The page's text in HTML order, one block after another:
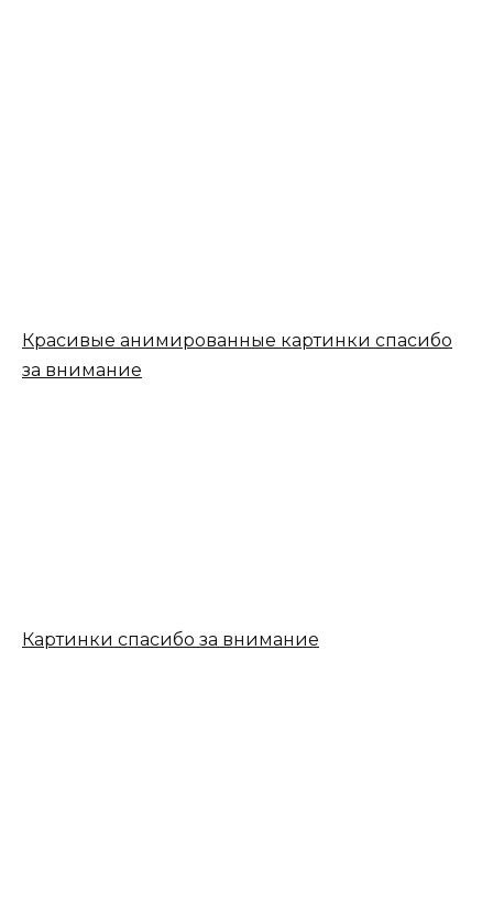
Красивые анимированные картинки спасибо
за внимание
Картинки спасибо за внимание